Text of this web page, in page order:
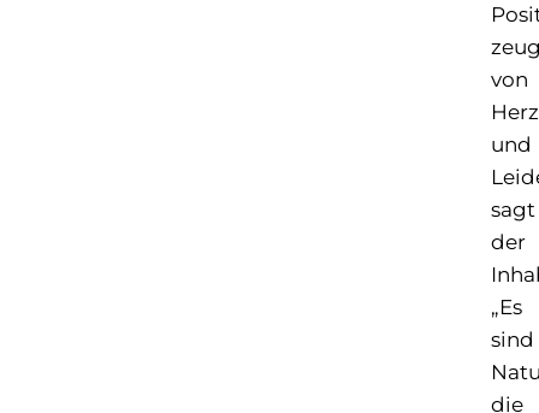
von
und
sagt
der
„Es
sind
die